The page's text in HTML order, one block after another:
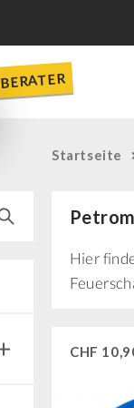
BERATER
Startseite
Hier
CHF